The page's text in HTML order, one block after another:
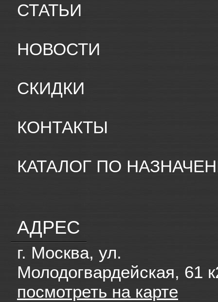
СТАТЬИ
НОВОСТИ
СКИДКИ
КОНТАКТЫ
КАТАЛОГ ПО
АДРЕС
г. Москва, ул.
Молодогвардейская, 61
посмотреть на карте